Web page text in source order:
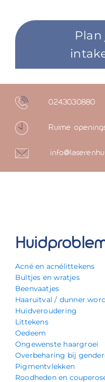
Plan
0243030880
Ruime
Acné en acnélittekens
Bultjes en wratjes
Beenvaatjes
Haaruitval / dunner
Huidveroudering
Littekens
Oedeem
Ongewenste haargroei
Overbeharing bij
Pigmentvlekken
Roodheden en